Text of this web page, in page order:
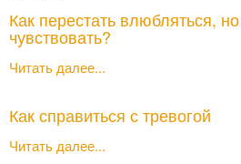
Как перестать влюбляться,
чувствовать?
Читать далее...
Как справиться с тревогой
Читать далее...